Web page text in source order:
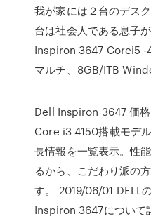
我が家には２台のデス
台は社会人である息子
Inspiron 3647 Corei5 -
マルチ、8GB/ITB
Dell Inspiron 3647 価
Core i3 4150搭載モデ
長情報を一覧表示。性
るから、こだわり派の
す。 2019/06/01 DELL
Inspiron 3647について